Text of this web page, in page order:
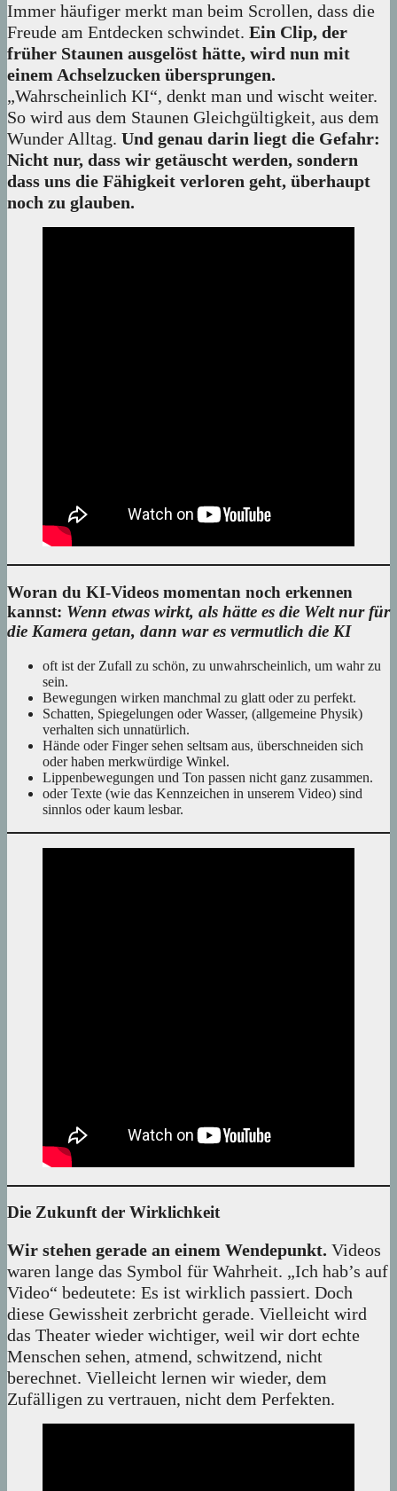
Immer häufiger merkt man beim Scrollen, dass die
Freude am Entdecken schwindet. Ein Clip, der
früher Staunen ausgelöst hätte, wird nun mit
einem Achselzucken übersprungen.
„Wahrscheinlich KI“, denkt man und wischt weiter.
So wird aus dem Staunen Gleichgültigkeit, aus dem
Wunder Alltag. Und genau darin liegt die Gefahr:
Nicht nur, dass wir getäuscht werden, sondern
dass uns die Fähigkeit verloren geht, überhaupt
noch zu glauben.
Woran du KI-Videos momentan noch erkennen
kannst: Wenn etwas wirkt, als hätte es die Welt nur für
die Kamera getan, dann war es vermutlich die KI
oft ist der Zufall zu schön, zu unwahrscheinlich, um wahr zu
sein.
Bewegungen wirken manchmal zu glatt oder zu perfekt.
Schatten, Spiegelungen oder Wasser, (allgemeine Physik)
verhalten sich unnatürlich.
Hände oder Finger sehen seltsam aus, überschneiden sich
oder haben merkwürdige Winkel.
Lippenbewegungen und Ton passen nicht ganz zusammen.
oder Texte (wie das Kennzeichen in unserem Video) sind
sinnlos oder kaum lesbar.
Die Zukunft der Wirklichkeit
Wir stehen gerade an einem Wendepunkt. Videos
waren lange das Symbol für Wahrheit. „Ich hab’s auf
Video“ bedeutete: Es ist wirklich passiert. Doch
diese Gewissheit zerbricht gerade. Vielleicht wird
das Theater wieder wichtiger, weil wir dort echte
Menschen sehen, atmend, schwitzend, nicht
berechnet. Vielleicht lernen wir wieder, dem
Zufälligen zu vertrauen, nicht dem Perfekten.